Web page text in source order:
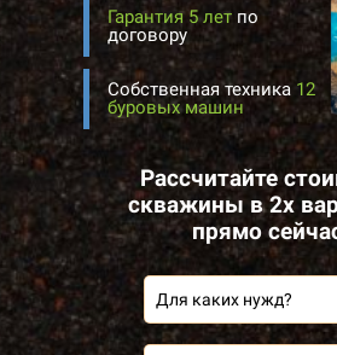
Собственная техника 12
буровых машин
Рассчитайте
скважины в 2х
прямо
Для каких нужд?
Гарантия 5 лет по
договору